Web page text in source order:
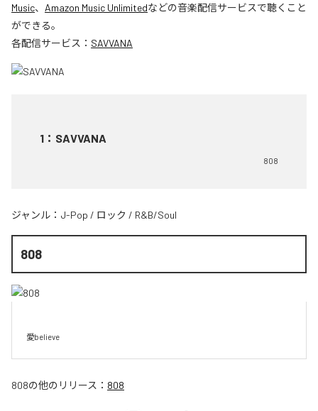
Music、 Amazon Music Unlimitedなどの音楽配信サービスで聴くこと
ができる。
各配信サービス： SAVVANA
1 ： SAVVANA
808
ジャンル： J-Pop / ロック / R&B/Soul
808
愛believe
808の他のリリース： 808